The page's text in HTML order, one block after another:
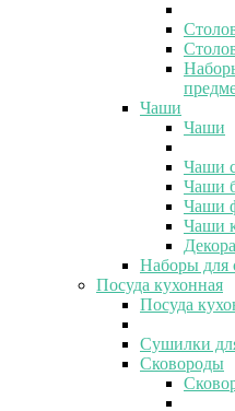
Чаши
Чаши
Чаши
Чаши
Чаши
Чаши
Наборы для
Посуда кухонная
Посуда
Сушилки
Сковороды